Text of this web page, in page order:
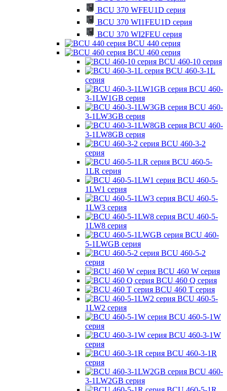
BCU 370 WFEU1D серия
BCU 370 WI1FEU1D серия
BCU 370 WI2FEU серия
BCU 440 серия
BCU 460 серия
BCU 460-10 серия
BCU 460-3-1L
серия
BCU 460-
3-1LW1GB серия
BCU 460-
3-1LW3GB серия
BCU 460-
3-1LW8GB серия
BCU 460-3-2
серия
BCU 460-5-
1LR серия
BCU 460-5-
1LW1 серия
BCU 460-5-
1LW3 серия
BCU 460-5-
1LW8 серия
BCU 460-
5-1LWGB серия
BCU 460-5-2
серия
BCU 460 W серия
BCU 460 Q серия
BCU 460 T серия
BCU 460-5-
1LW2 серия
BCU 460-5-1W
серия
BCU 460-3-1W
серия
BCU 460-3-1R
серия
BCU 460-
3-1LW2GB серия